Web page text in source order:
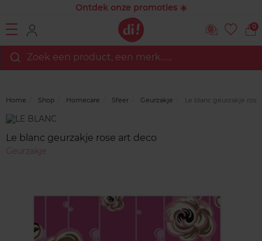
Ontdek onze promoties ☀️
0
Zoek een product, een merk…...
Home Shop Homecare Sfeer Geurzakje Le blanc geurzakje
Merk
Le blanc geurzakje rose art deco
Geurzakje